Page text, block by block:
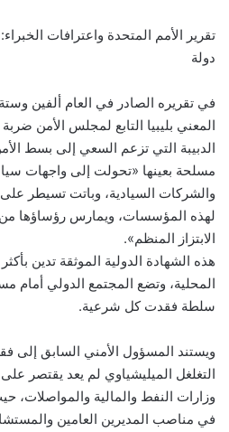
تقرير الأمم المتحدة واعترافات
دولة
في تقريره الصادر في العام ألفين
المعني بليبيا التابع لمجلس الأمن
الدبيبة التي تزعم السعي إلى بسط
مسلحة بعينها «تحولت إلى واجهات
والشركات السيادية، وباتت تسيطر على
لهذه المؤسسات، ويمارس رؤساؤها من
الابتزاز المنظم».
هذه الشهادة الدولية الموثقة تدين
المحلية، وتضع المجتمع الدولي أمام
سلطة فقدت كل شرعية.
ويستند المسؤول الأمني السابق إلى
التغلغل الميليشياوي لم يعد يقتصر
وزارات النفط والمالية والمواصلات،
في مناصب المديرين العامين